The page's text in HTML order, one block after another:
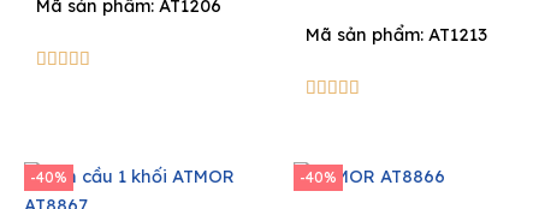
Mã sản phẩm: AT1206
    
Mã sản phẩm: AT1213
    
-40% -40%